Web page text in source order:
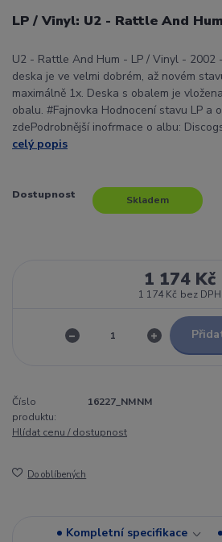
LP / Vinyl: U2 - Rattle And Hum
U2 - Rattle And Hum - LP / Vinyl - 2002
deska je ve velmi dobrém, až novém
maximálně 1x. Deska s obalem je
obalu. #Fajnovka Hodnocení stavu LP a
zdePodrobnější inofrmace o albu:
celý popis
Dostupnost Skladem
1 174 Kč
1 174 Kč bez DPH
Číslo
produktu:
16227_NMNM
Hlídat cenu / dostupnost
Do oblíbených
Kompletní specifikace